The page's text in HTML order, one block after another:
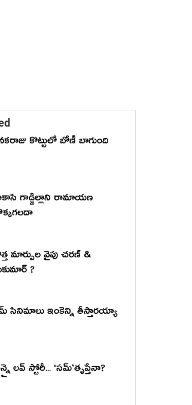
కొట్టులో బోణీ బాగుంది
గాడ్జిల్లాని రామాయణ
మార్పుల వైపు చరణ్ &
?
సినిమాలు ఇంకెన్ని తీస్తారయ్యా
లవ్ స్టోరీ... ‘సమ్’తృప్తేనా?